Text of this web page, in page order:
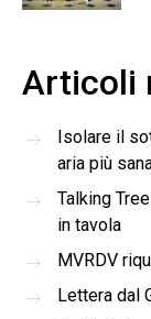
Articoli
Isolare il
aria più
Talking
in tavola
MVRDV
Lettera dal